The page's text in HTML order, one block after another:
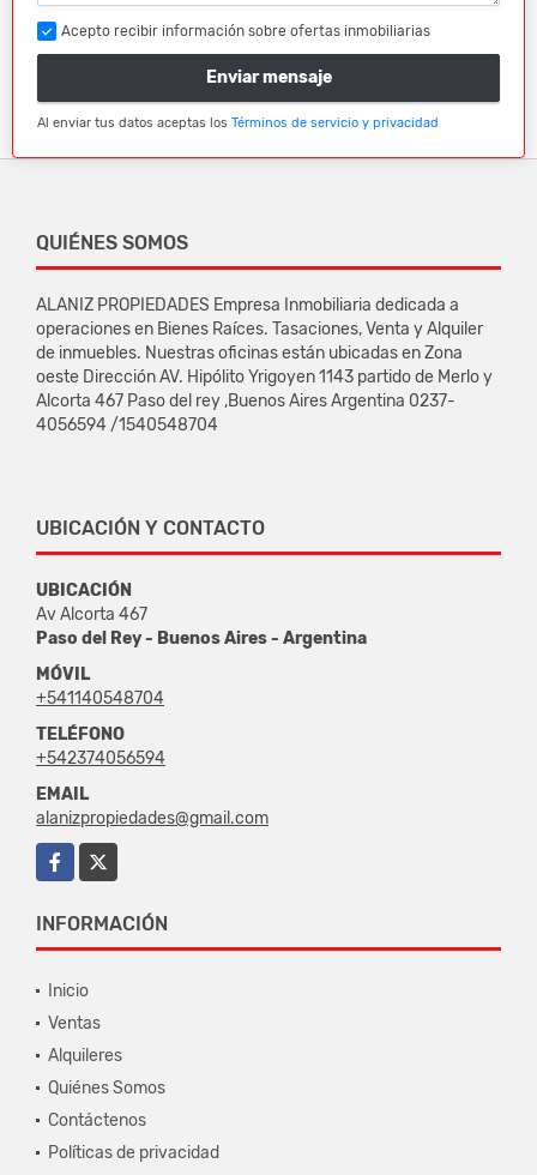
Acepto recibir información sobre ofertas inmobiliarias
Enviar mensaje
Al enviar tus datos aceptas los Términos de servicio y privacidad
QUIÉNES SOMOS
ALANIZ PROPIEDADES Empresa Inmobiliaria dedicada a
operaciones en Bienes Raíces. Tasaciones, Venta y Alquiler
de inmuebles. Nuestras oficinas están ubicadas en Zona
oeste Dirección AV. Hipólito Yrigoyen 1143 partido de Merlo y
Alcorta 467 Paso del rey ,Buenos Aires Argentina 0237-
4056594 /1540548704
UBICACIÓN Y CONTACTO
UBICACIÓN
Av Alcorta 467
Paso del Rey - Buenos Aires - Argentina
MÓVIL
+541140548704
TELÉFONO
+542374056594
EMAIL
alanizpropiedades@gmail.com
Facebook
INFORMACIÓN
Inicio
Ventas
Alquileres
Quiénes Somos
Contáctenos
Políticas de privacidad